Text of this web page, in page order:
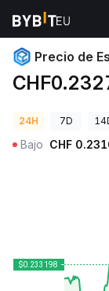
Precios de
Precio de
24H 7D
Bajo CHF